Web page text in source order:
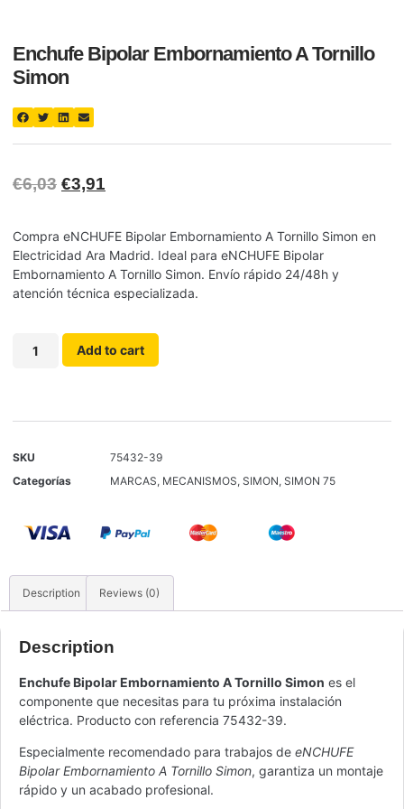
Enchufe Bipolar Embornamiento A Tornillo
Simon
€6,03 €3,91
Compra eNCHUFE Bipolar Embornamiento A Tornillo Simon en
Electricidad Ara Madrid. Ideal para eNCHUFE Bipolar
Embornamiento A Tornillo Simon. Envío rápido 24/48h y
atención técnica especializada.
Add to cart
SKU
75432-39
Categorías
MARCAS, MECANISMOS, SIMON, SIMON 75
Description Reviews (0)
Description
Enchufe Bipolar Embornamiento A Tornillo Simon es el
componente que necesitas para tu próxima instalación
eléctrica. Producto con referencia 75432-39.
Especialmente recomendado para trabajos de eNCHUFE
Bipolar Embornamiento A Tornillo Simon, garantiza un montaje
rápido y un acabado profesional.